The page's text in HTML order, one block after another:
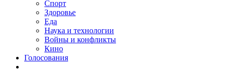
Спорт
Здоровье
Еда
Наука и технологии
Войны и конфликты
Кино
Голосования